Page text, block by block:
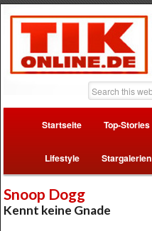
Startseite Top-Stories
Lifestyle Stargalerien
Snoop Dogg
Kennt keine Gnade